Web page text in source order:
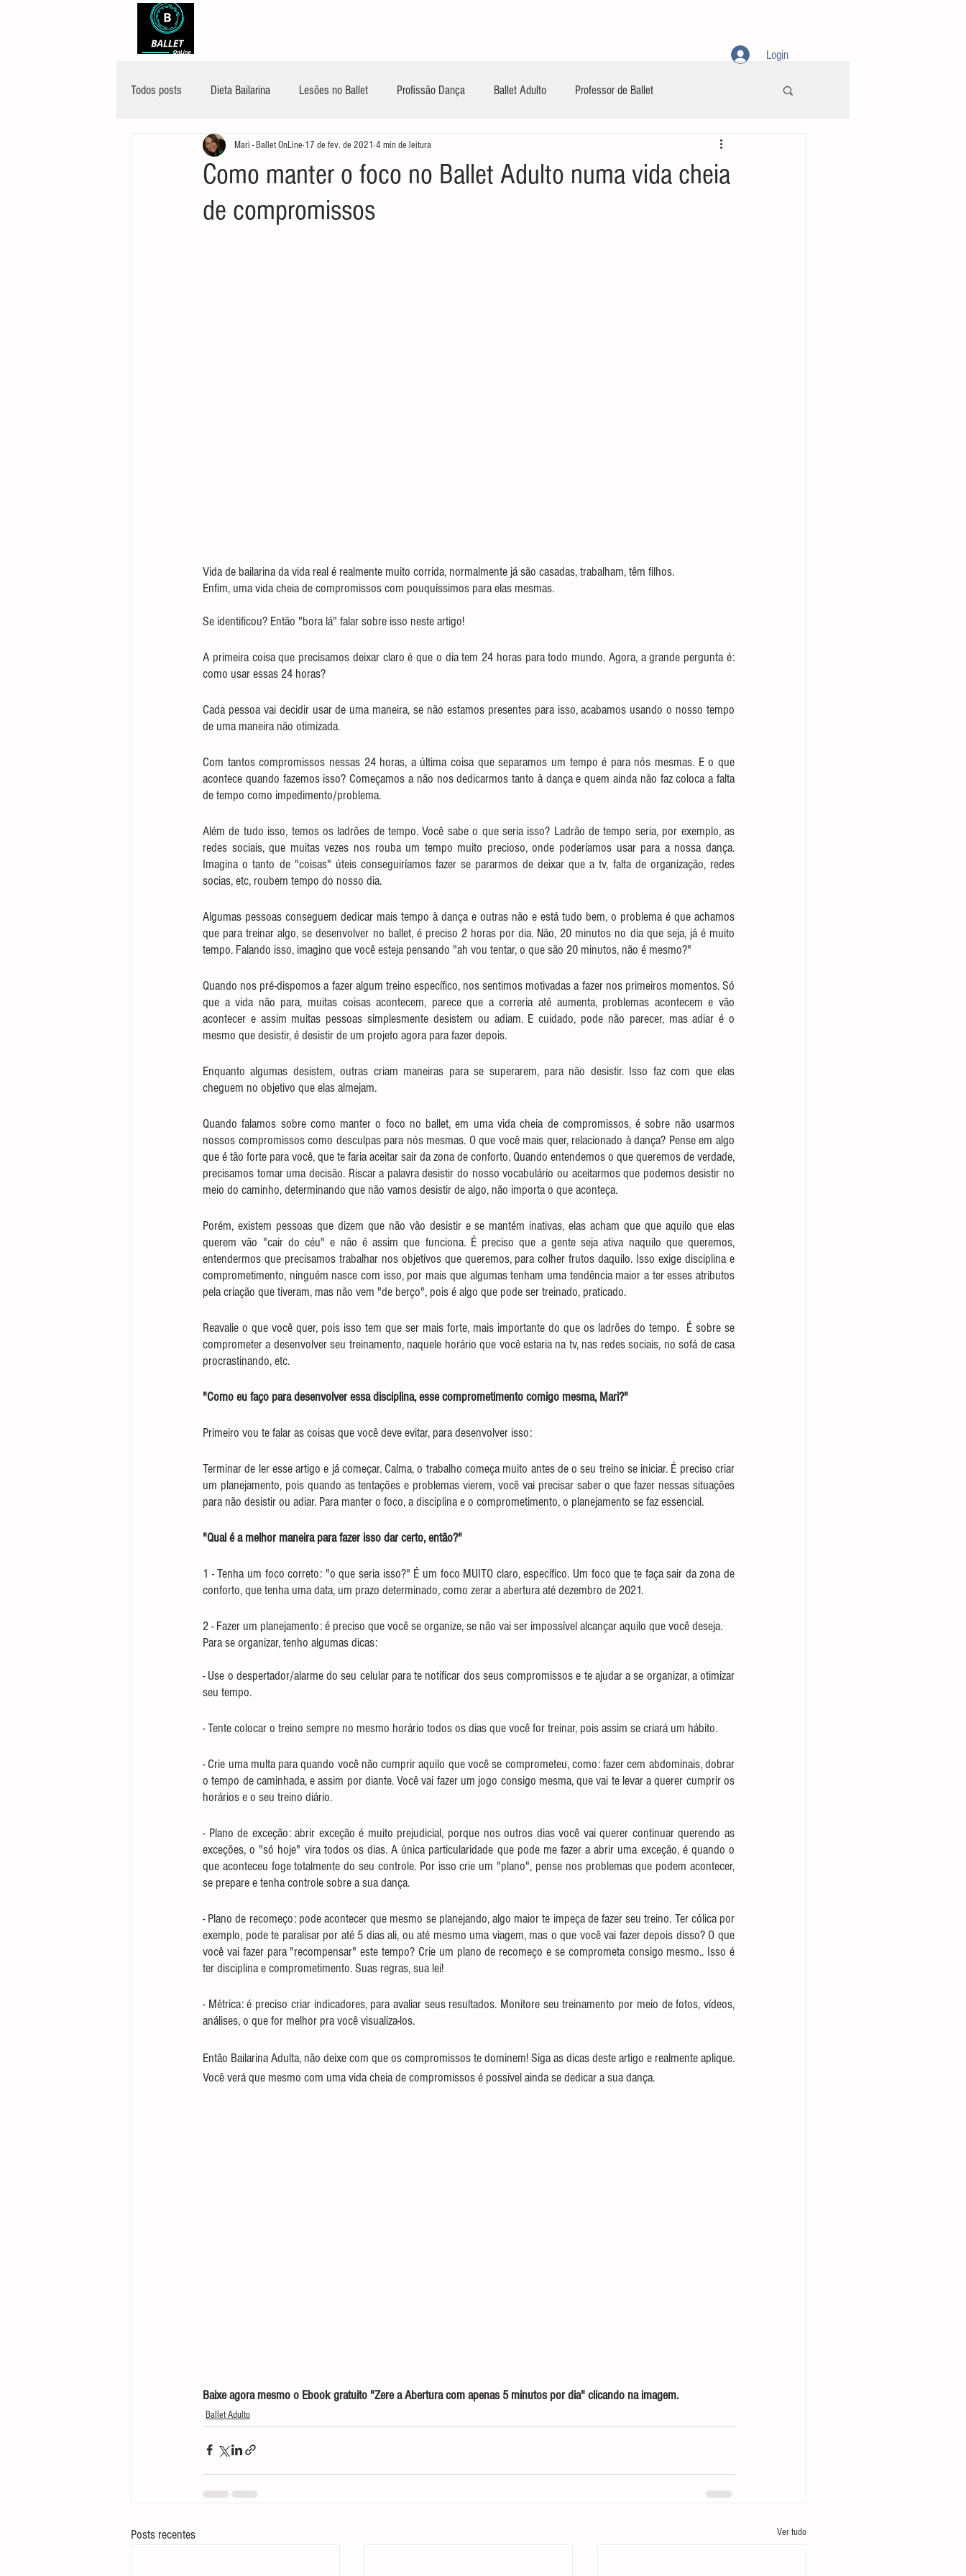
Login
Todos posts Dieta Bailarina Lesões no Ballet Profissão Dança Ballet Adulto Professor de Ballet
Como manter o foco no Ballet Adulto numa vida cheia
de compromissos
Mari - Ballet OnLine 17 de fev. de 2021 4 min de leitura
Vida de bailarina da vida real é realmente muito corrida, normalmente já são casadas, trabalham, têm filhos.
Enfim, uma vida cheia de compromissos com pouquíssimos para elas mesmas.
Se identificou? Então "bora lá" falar sobre isso neste artigo!
A primeira coisa que precisamos deixar claro é que o dia tem 24 horas para todo mundo. Agora, a grande pergunta é:
como usar essas 24 horas?
Cada pessoa vai decidir usar de uma maneira, se não estamos presentes para isso, acabamos usando o nosso tempo
de uma maneira não otimizada.
Com tantos compromissos nessas 24 horas, a última coisa que separamos um tempo é para nós mesmas. E o que
acontece quando fazemos isso? Começamos a não nos dedicarmos tanto à dança e quem ainda não faz coloca a falta
de tempo como impedimento/problema.
Além de tudo isso, temos os ladrões de tempo. Você sabe o que seria isso? Ladrão de tempo seria, por exemplo, as
redes sociais, que muitas vezes nos rouba um tempo muito precioso, onde poderíamos usar para a nossa dança.
Imagina o tanto de "coisas" úteis conseguiríamos fazer se pararmos de deixar que a tv, falta de organização, redes
socias, etc, roubem tempo do nosso dia.
Algumas pessoas conseguem dedicar mais tempo à dança e outras não e está tudo bem, o problema é que achamos
que para treinar algo, se desenvolver no ballet, é preciso 2 horas por dia. Não, 20 minutos no dia que seja, já é muito
tempo. Falando isso, imagino que você esteja pensando "ah vou tentar, o que são 20 minutos, não é mesmo?"
Quando nos pré-dispomos a fazer algum treino específico, nos sentimos motivadas a fazer nos primeiros momentos. Só
que a vida não para, muitas coisas acontecem, parece que a correria até aumenta, problemas acontecem e vão
acontecer e assim muitas pessoas simplesmente desistem ou adiam. E cuidado, pode não parecer, mas adiar é o
mesmo que desistir, é desistir de um projeto agora para fazer depois.
Enquanto algumas desistem, outras criam maneiras para se superarem, para não desistir. Isso faz com que elas
cheguem no objetivo que elas almejam.
Quando falamos sobre como manter o foco no ballet, em uma vida cheia de compromissos, é sobre não usarmos
nossos compromissos como desculpas para nós mesmas. O que você mais quer, relacionado à dança? Pense em algo
que é tão forte para você, que te faria aceitar sair da zona de conforto. Quando entendemos o que queremos de verdade,
precisamos tomar uma decisão. Riscar a palavra desistir do nosso vocabulário ou aceitarmos que podemos desistir no
meio do caminho, determinando que não vamos desistir de algo, não importa o que aconteça.
Porém, existem pessoas que dizem que não vão desistir e se mantém inativas, elas acham que que aquilo que elas
querem vão "cair do céu" e não é assim que funciona. É preciso que a gente seja ativa naquilo que queremos,
entendermos que precisamos trabalhar nos objetivos que queremos, para colher frutos daquilo. Isso exige disciplina e
comprometimento, ninguém nasce com isso, por mais que algumas tenham uma tendência maior a ter esses atributos
pela criação que tiveram, mas não vem "de berço", pois é algo que pode ser treinado, praticado.
Reavalie o que você quer, pois isso tem que ser mais forte, mais importante do que os ladrões do tempo.  É sobre se
comprometer a desenvolver seu treinamento, naquele horário que você estaria na tv, nas redes sociais, no sofá de casa
procrastinando, etc.
"Como eu faço para desenvolver essa disciplina, esse comprometimento comigo mesma, Mari?"
Primeiro vou te falar as coisas que você deve evitar, para desenvolver isso:
Terminar de ler esse artigo e já começar. Calma, o trabalho começa muito antes de o seu treino se iniciar. É preciso criar
um planejamento, pois quando as tentações e problemas vierem, você vai precisar saber o que fazer nessas situações
para não desistir ou adiar. Para manter o foco, a disciplina e o comprometimento, o planejamento se faz essencial.
"Qual é a melhor maneira para fazer isso dar certo, então?"
1 - Tenha um foco correto: "o que seria isso?" É um foco MUITO claro, específico. Um foco que te faça sair da zona de
conforto, que tenha uma data, um prazo determinado, como zerar a abertura até dezembro de 2021.
2 - Fazer um planejamento: é preciso que você se organize, se não vai ser impossível alcançar aquilo que você deseja.
Para se organizar, tenho algumas dicas:
- Use o despertador/alarme do seu celular para te notificar dos seus compromissos e te ajudar a se organizar, a otimizar
seu tempo.
- Tente colocar o treino sempre no mesmo horário todos os dias que você for treinar, pois assim se criará um hábito.
- Crie uma multa para quando você não cumprir aquilo que você se comprometeu, como: fazer cem abdominais, dobrar
o tempo de caminhada, e assim por diante. Você vai fazer um jogo consigo mesma, que vai te levar a querer cumprir os
horários e o seu treino diário.
- Plano de exceção: abrir exceção é muito prejudicial, porque nos outros dias você vai querer continuar querendo as
exceções, o "só hoje" vira todos os dias. A única particularidade que pode me fazer a abrir uma exceção, é quando o
que aconteceu foge totalmente do seu controle. Por isso crie um "plano", pense nos problemas que podem acontecer,
se prepare e tenha controle sobre a sua dança.
- Plano de recomeço: pode acontecer que mesmo se planejando, algo maior te impeça de fazer seu treino. Ter cólica por
exemplo, pode te paralisar por até 5 dias ali, ou até mesmo uma viagem, mas o que você vai fazer depois disso? O que
você vai fazer para "recompensar" este tempo? Crie um plano de recomeço e se comprometa consigo mesmo.. Isso é
ter disciplina e comprometimento. Suas regras, sua lei!
- Métrica: é preciso criar indicadores, para avaliar seus resultados. Monitore seu treinamento por meio de fotos, vídeos,
análises, o que for melhor pra você visualiza-los.
Então Bailarina Adulta, não deixe com que os compromissos te dominem! Siga as dicas deste artigo e realmente aplique.
Você verá que mesmo com uma vida cheia de compromissos é possível ainda se dedicar a sua dança.
Baixe agora mesmo o Ebook gratuito "Zere a Abertura com apenas 5 minutos por dia" clicando na imagem.
Ballet Adulto
Posts recentes Ver tudo